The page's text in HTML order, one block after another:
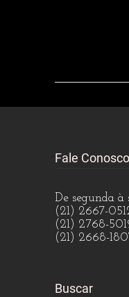
Fale Conosco
De segunda à
(21) 2667-
(21) 2768-
(21) 2668-
Buscar